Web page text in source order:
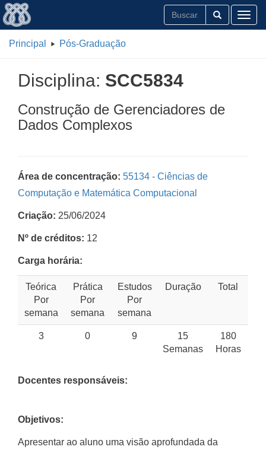
Principal Pós-Graduação
Disciplina: SCC5834
Construção de Gerenciadores de
Dados Complexos
Área de concentração: 55134 - Ciências de
Computação e Matemática Computacional
Criação: 25/06/2024
Nº de créditos: 12
Carga horária:
Teórica
Por
semana
Prática
Por
semana
Estudos
Por
semana
Duração Total
3 0 9
15
Semanas
180
Horas
Docentes responsáveis:
Objetivos:
Apresentar ao aluno uma visão aprofundada da